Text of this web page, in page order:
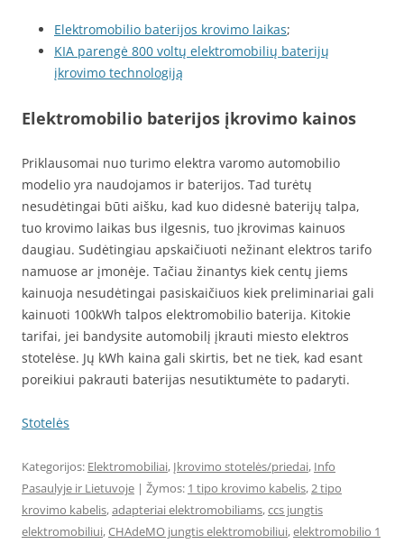
Elektromobilio baterijos krovimo laikas;
KIA parengė 800 voltų elektromobilių baterijų
įkrovimo technologiją
Elektromobilio baterijos įkrovimo kainos
Priklausomai nuo turimo elektra varomo automobilio
modelio yra naudojamos ir baterijos. Tad turėtų
nesudėtingai būti aišku, kad kuo didesnė baterijų talpa,
tuo krovimo laikas bus ilgesnis, tuo įkrovimas kainuos
daugiau. Sudėtingiau apskaičiuoti nežinant elektros tarifo
namuose ar įmonėje. Tačiau žinantys kiek centų jiems
kainuoja nesudėtingai pasiskaičiuos kiek preliminariai gali
kainuoti 100kWh talpos elektromobilio baterija. Kitokie
tarifai, jei bandysite automobilį įkrauti miesto elektros
stotelėse. Jų kWh kaina gali skirtis, bet ne tiek, kad esant
poreikiui pakrauti baterijas nesutiktumėte to padaryti.
Stotelės
Kategorijos: Elektromobiliai, Įkrovimo stotelės/priedai, Info
Pasaulyje ir Lietuvoje | Žymos: 1 tipo krovimo kabelis,2 tipo
krovimo kabelis,adapteriai elektromobiliams,ccs jungtis
elektromobiliui,CHAdeMO jungtis elektromobiliui,elektromobilio 1